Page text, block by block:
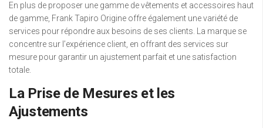
En plus de proposer une gamme de vêtements et accessoires haut
de gamme, Frank Tapiro Origine offre également une variété de
services pour répondre aux besoins de ses clients. La marque se
concentre sur l’expérience client, en offrant des services sur
mesure pour garantir un ajustement parfait et une satisfaction
totale.
La Prise de Mesures et les
Ajustements